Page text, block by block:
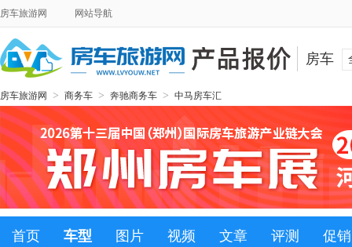
房车旅游网 网站导航
房车
房车旅游网 > 商务车 > 奔驰商务车 > 中马房车汇
首页 车型 图片 视频 文章 评测 促销